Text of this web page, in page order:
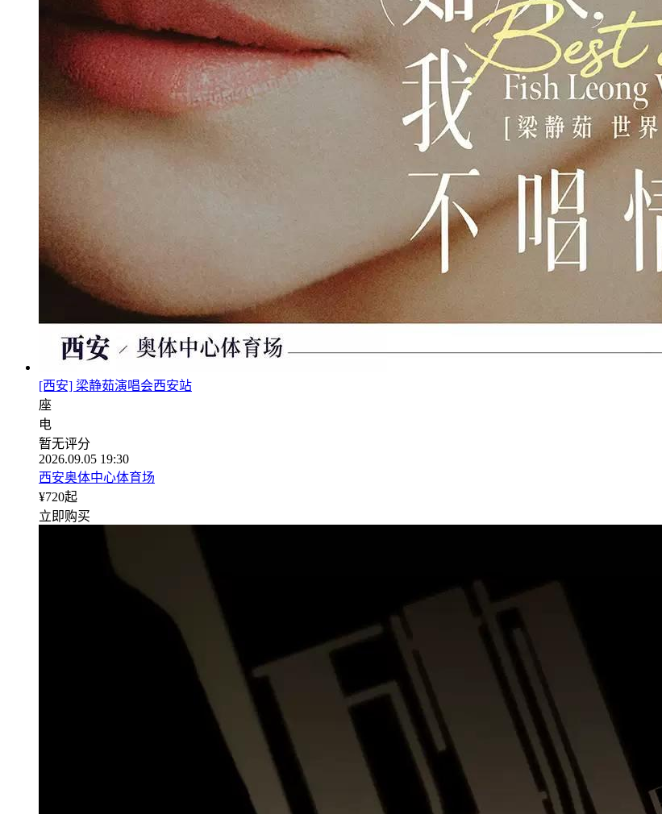
[西安] 梁静茹演唱会西安站
座
电
暂无评分
2026.09.05 19:30
西安奥体中心体育场
¥720起
立即购买